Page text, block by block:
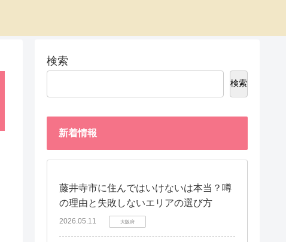
検索
検索
新着情報
藤井寺市に住んではいけないは本当？噂
の理由と失敗しないエリアの選び方
2026.05.11 大阪府